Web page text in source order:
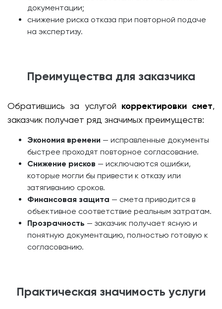
документации;
снижение риска отказа при повторной подаче
на экспертизу.
Преимущества для заказчика
Обратившись за услугой корректировки смет,
заказчик получает ряд значимых преимуществ:
Экономия времени — исправленные документы
быстрее проходят повторное согласование.
Снижение рисков — исключаются ошибки,
которые могли бы привести к отказу или
затягиванию сроков.
Финансовая защита — смета приводится в
объективное соответствие реальным затратам.
Прозрачность — заказчик получает ясную и
понятную документацию, полностью готовую к
согласованию.
Практическая значимость услуги